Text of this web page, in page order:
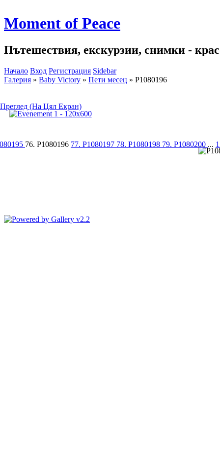
Moment of Peace
Пътешествия, екскурзии, снимки -
Начало Вход Регистрация Sidebar
Галерия » Baby Victory » Пети месец » P1080196
Преглед (На Цял Екран)
76. P1080196 77. P1080197 78. P1080198 79. P1080200 ...